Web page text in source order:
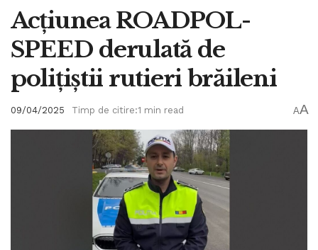
Acțiunea ROADPOL-
SPEED derulată de
polițiștii rutieri brăileni
09/04/2025 Timp de citire:1 min read AA